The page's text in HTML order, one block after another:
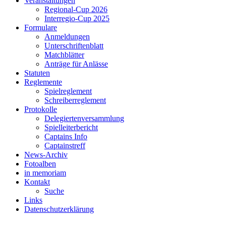
Regional-Cup 2026
Interregio-Cup 2025
Formulare
Anmeldungen
Unterschriftenblatt
Matchblätter
Anträge für Anlässe
Statuten
Reglemente
Spielreglement
Schreiberreglement
Protokolle
Delegiertenversammlung
Spielleiterbericht
Captains Info
Captainstreff
News-Archiv
Fotoalben
in memoriam
Kontakt
Suche
Links
Datenschutzerklärung